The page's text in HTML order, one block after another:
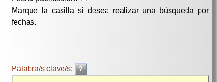
Marque la casilla si desea realizar una búsqueda por
fechas.
Palabra/s clave/s: